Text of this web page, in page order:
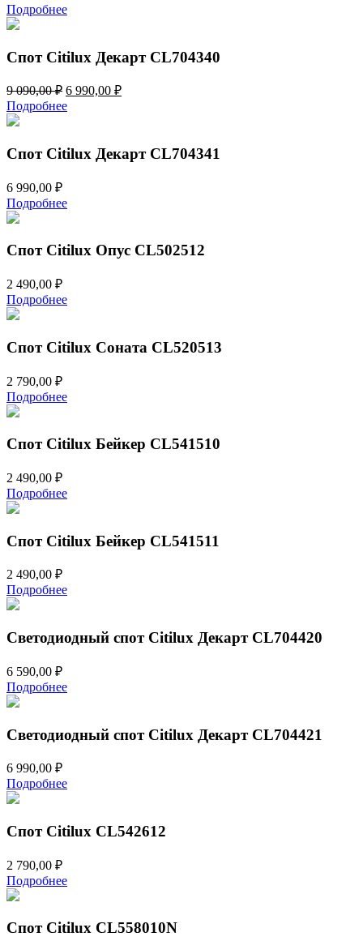
Подробнее
Спот Citilux Декарт CL704340
9 090,00₽ Первоначальная
цена
составляла
090,00 ₽.
6 990,00 ₽Текущая
Подробнее
Спот Citilux Декарт CL704341
6 990,00 ₽
Подробнее
Спот Citilux Опус CL502512
2 490,00 ₽
Подробнее
Спот Citilux Соната CL520513
2 790,00 ₽
Подробнее
Спот Citilux Бейкер CL541510
2 490,00 ₽
Подробнее
Спот Citilux Бейкер CL541511
2 490,00 ₽
Подробнее
Светодиодный спот Citilux Декарт CL704420
6 590,00 ₽
Подробнее
Светодиодный спот Citilux Декарт CL704421
6 990,00 ₽
Подробнее
Спот Citilux CL542612
2 790,00 ₽
Подробнее
Спот Citilux CL558010N